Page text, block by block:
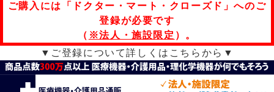
ご購入には「ドクター・マート・クローズド」へのご
登録が必要です
（ ※法人・施設限定 ）。
▼ご登録について詳しくはこちらから▼